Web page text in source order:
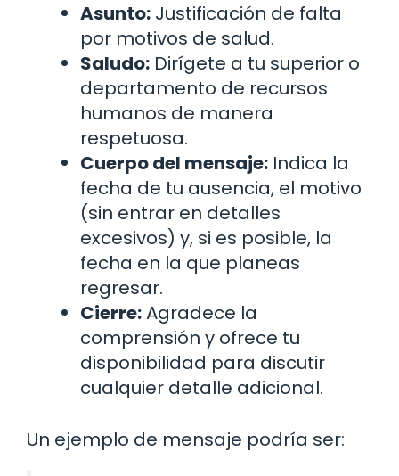
Asunto: Justificación de falta
por motivos de salud.
Saludo: Dirígete a tu superior o
departamento de recursos
humanos de manera
respetuosa.
Cuerpo del mensaje: Indica la
fecha de tu ausencia, el motivo
(sin entrar en detalles
excesivos) y, si es posible, la
fecha en la que planeas
regresar.
Cierre:Agradece la
comprensión y ofrece tu
disponibilidad para discutir
cualquier detalle adicional.
Un ejemplo de mensaje podría ser: